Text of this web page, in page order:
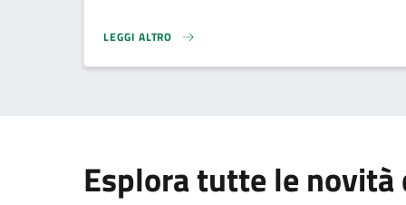
LEGGI ALTRO
PUNTO DIGITALE FACILE}
Esplora tutte le